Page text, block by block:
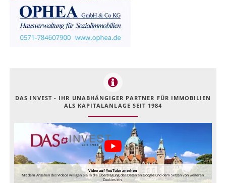
DAS INVEST - IHR UNABHÄNGIGER PARTNER FÜR IMMOBILIEN
ALS KAPITALANLAGE SEIT 1984
Video auf YouTube ansehen
Mit dem Ansehen des Videos willigen Sie in die Übertragung der Daten an Google und dem Setzen von weiteren
Cookies ein.